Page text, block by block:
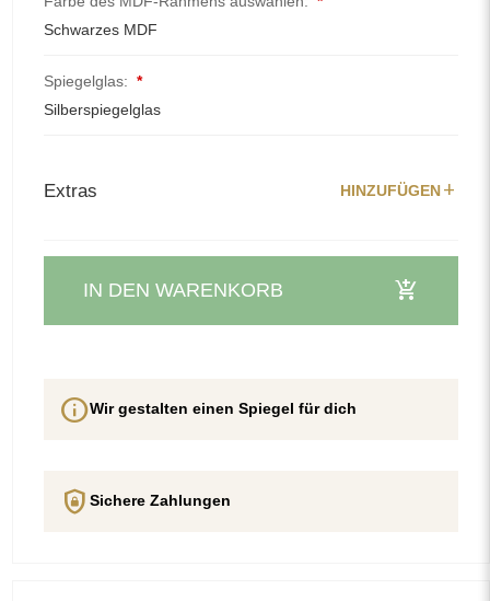
Schwarzes MDF
Spiegelglas: *
Silberspiegelglas
Extras HINZUFÜGENadd
IN DEN WARENKORB add_shopping_cart
infoWir gestalten einen Spiegel für dich
shield_lock Sichere Zahlungen